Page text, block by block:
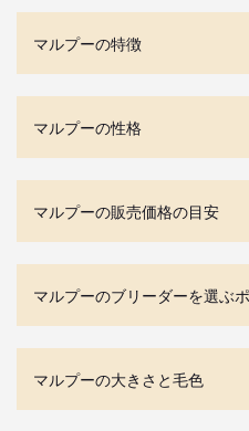
マルプーの特徴
マルプーの性格
マルプーの販売価格の目安
マルプーのブリーダーを選ぶ
マルプーの大きさと毛色